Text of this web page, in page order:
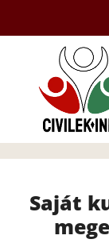
tartalomba
Saját